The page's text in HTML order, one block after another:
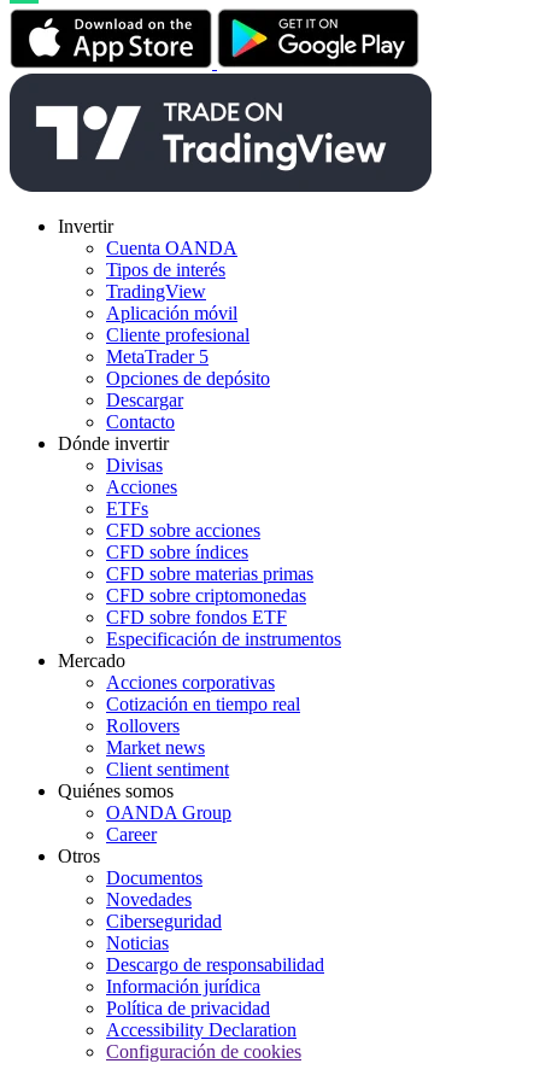
Invertir
Cuenta OANDA
Tipos de interés
TradingView
Aplicación móvil
Cliente profesional
MetaTrader 5
Opciones de depósito
Descargar
Contacto
Dónde invertir
Divisas
Acciones
ETFs
CFD sobre acciones
CFD sobre índices
CFD sobre materias primas
CFD sobre criptomonedas
CFD sobre fondos ETF
Especificación de instrumentos
Mercado
Acciones corporativas
Cotización en tiempo real
Rollovers
Market news
Client sentiment
Quiénes somos
OANDA Group
Career
Otros
Documentos
Novedades
Ciberseguridad
Noticias
Descargo de responsabilidad
Información jurídica
Política de privacidad
Accessibility Declaration
Configuración de cookies